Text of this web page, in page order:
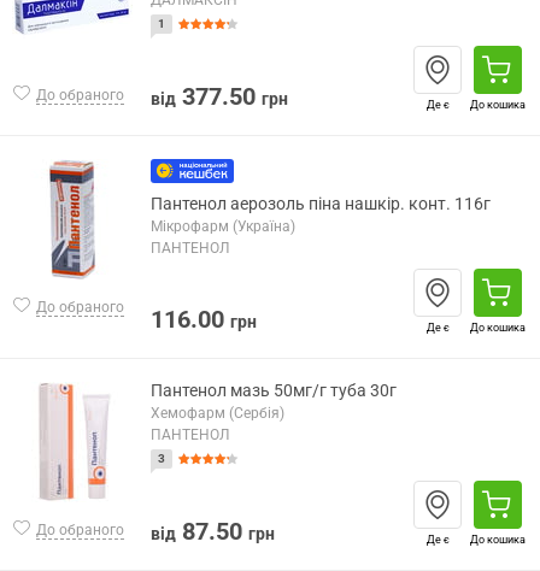
До обраного
1
від 377.50 грн Де є До кошика
До обраного
Пантенол аерозоль піна нашкір. конт. 116г
Мікрофарм (Україна)
ПАНТЕНОЛ
116.00 грн Де є До кошика
До обраного
Пантенол мазь 50мг/г туба 30г
Хемофарм (Сербія)
ПАНТЕНОЛ
3
від 87.50 грн Де є До кошика